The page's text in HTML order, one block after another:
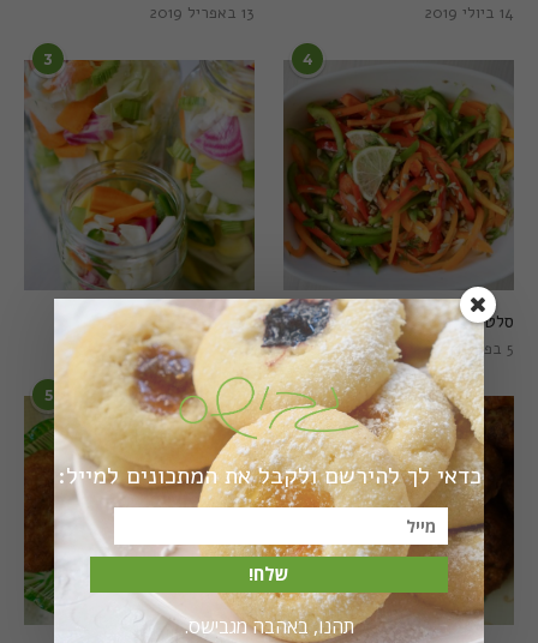
13 באפריל 2019 14 ביולי 2019
3
חמוצים מהירים
1 באוגוסט 2022
4
סלט פלפלים טרי וצבעוני
5 בפברואר 2021
5 6
כדאי לך להירשם ולקבל את המתכונים למייל:
שלח!
תהנו, באהבה מגבישס.